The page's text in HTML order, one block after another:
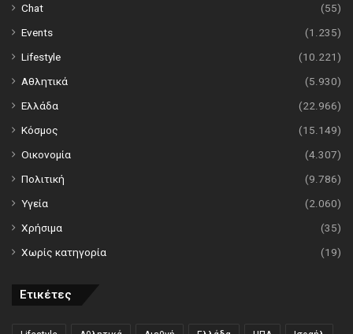
Chat
(55)
Events
(1.235)
Lifestyle
(10.221)
Αθλητικά
(5.930)
Ελλάδα
(22.966)
Κόσμος
(15.149)
Οικονομία
(4.307)
Πολιτική
(9.786)
Υγεία
(2.060)
Χρήσιμα
(35)
Χωρίς κατηγορία
(19)
Ετικέτες